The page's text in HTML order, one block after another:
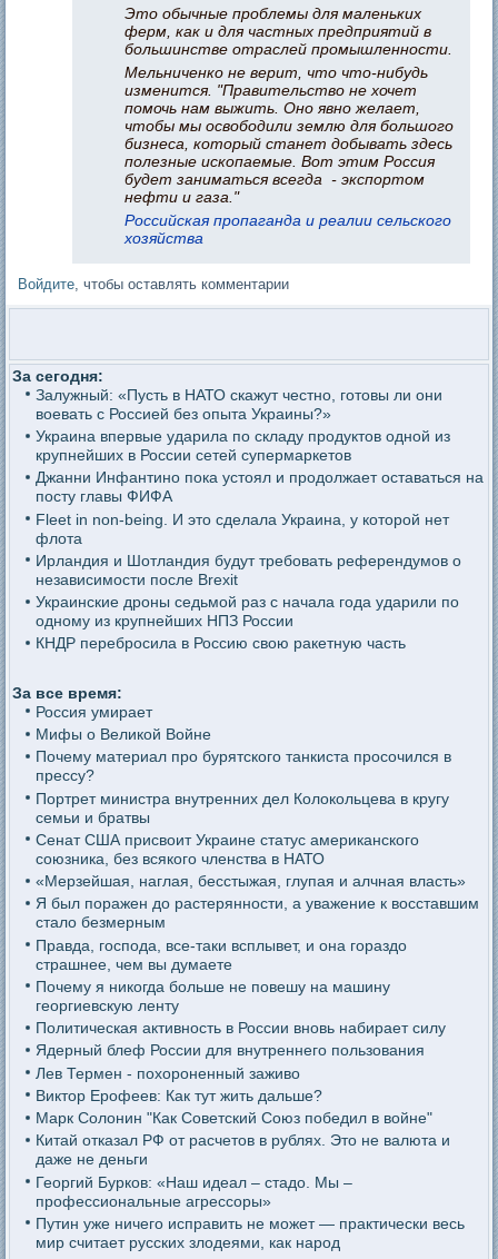
Это обычные проблемы для маленьких
ферм, как и для частных предприятий в
большинстве отраслей промышленности.
Мельниченко не верит, что что-нибудь
изменится. "Правительство не хочет
помочь нам выжить. Оно явно желает,
чтобы мы освободили землю для большого
бизнеса, который станет добывать здесь
полезные ископаемые. Вот этим Россия
будет заниматься всегда - экспортом
нефти и газа."
Российская пропаганда и реалии сельского
хозяйства
Войдите , чтобы оставлять комментарии
За сегодня:
Залужный: «Пусть в НАТО скажут честно, готовы ли они
воевать с Россией без опыта Украины?»
Украина впервые ударила по складу продуктов одной из
крупнейших в России сетей супермаркетов
Джанни Инфантино пока устоял и продолжает оставаться на
посту главы ФИФА
Fleet in non-being. И это сделала Украина, у которой нет
флота
Ирландия и Шотландия будут требовать референдумов о
независимости после Brexit
Украинские дроны седьмой раз с начала года ударили по
одному из крупнейших НПЗ России
КНДР перебросила в Россию свою ракетную часть
За все время:
Россия умирает
Мифы о Великой Войне
Почему материал про бурятского танкиста просочился в
прессу?
Портрет министра внутренних дел Колокольцева в кругу
семьи и братвы
Сенат США присвоит Украине статус американского
союзника, без всякого членства в НАТО
«Мерзейшая, наглая, бесстыжая, глупая и алчная власть»
Я был поражен до растерянности, а уважение к восставшим
стало безмерным
Правда, господа, все-таки всплывет, и она гораздо
страшнее, чем вы думаете
Почему я никогда больше не повешу на машину
георгиевскую ленту
Политическая активность в России вновь набирает силу
Ядерный блеф России для внутреннего пользования
Лев Термен - похороненный заживо
Виктор Ерофеев: Как тут жить дальше?
Марк Солонин "Как Советский Союз победил в войне"
Китай отказал РФ от расчетов в рублях. Это не валюта и
даже не деньги
Георгий Бурков: «Наш идеал – стадо. Мы –
профессиональные агрессоры»
Путин уже ничего исправить не может — практически весь
мир считает русских злодеями, как народ